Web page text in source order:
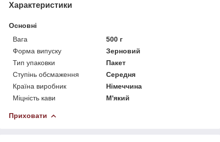
Характеристики
Основні
Вага
500 г
Форма випуску
Зерновий
Тип упаковки
Пакет
Ступінь обсмаження
Середня
Країна виробник
Німеччина
Міцність кави
М'який
Приховати